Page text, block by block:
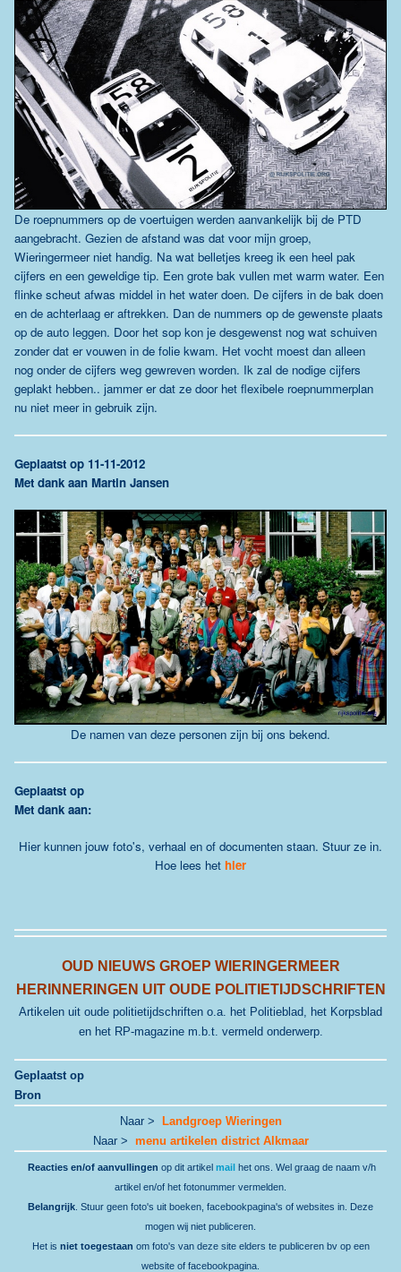
De roepnummers op de voertuigen werden aanvankelijk bij de PTD
aangebracht. Gezien de afstand was dat voor mijn groep,
Wieringermeer niet handig. Na wat belletjes kreeg ik een heel pak
cijfers en een geweldige tip. Een grote bak vullen met warm water. Een
flinke scheut afwas middel in het water doen. De cijfers in de bak doen
en de achterlaag er aftrekken. Dan de nummers op de gewenste plaats
op de auto leggen. Door het sop kon je desgewenst nog wat schuiven
zonder dat er vouwen in de folie kwam. Het vocht moest dan alleen
nog onder de cijfers weg gewreven worden. Ik zal de nodige cijfers
geplakt hebben.. jammer er dat ze door het flexibele roepnummerplan
nu niet meer in gebruik zijn.
Geplaatst op 11-11-2012
Met dank aan Martin Jansen
De namen van deze personen zijn bij ons bekend.
Geplaatst op
Met dank aan:
Hier kunnen jouw foto's, verhaal en of documenten staan. Stuur ze in.
Hoe lees het hier
OUD NIEUWS GROEP WIERINGERMEER
HERINNERINGEN UIT OUDE POLITIETIJDSCHRIFTEN
Artikelen uit oude politietijdschriften o.a. het Politieblad, het Korpsblad
en het RP-magazine m.b.t. vermeld onderwerp.
Geplaatst op
Bron
Naar > Landgroep Wieringen
Naar > menu artikelen district Alkmaar
Reacties en/of aanvullingen op dit artikel mail het ons. Wel graag de naam v/h
artikel en/of het fotonummer vermelden.
Belangrijk . Stuur geen foto's uit boeken, facebookpagina's of websites in. Deze
mogen wij niet publiceren.
Het is niet toegestaan om foto's van deze site elders te publiceren bv op een
website of facebookpagina.